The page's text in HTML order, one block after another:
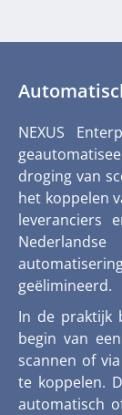
NEXUS
droging van
het koppelen
leveranciers
geëlimineerd.
In de praktijk
begin van
scannen of
te koppelen.
automatisch